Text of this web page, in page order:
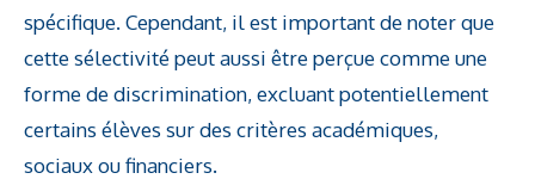
spécifique. Cependant, il est important de noter que
cette sélectivité peut aussi être perçue comme une
forme de discrimination, excluant potentiellement
certains élèves sur des critères académiques,
sociaux ou financiers.